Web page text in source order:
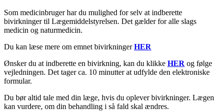
Som medicinbruger har du mulighed for selv at indberette
bivirkninger til Lægemiddelstyrelsen. Det gælder for alle slags
medicin og naturmedicin.
Du kan læse mere om emnet bivirkningerHER
Ønsker du at indberette en bivirkning, kan du klikke HER og følge
vejledningen. Det tager ca. 10 minutter at udfylde den elektroniske
formular.
Du bør altid tale med din læge, hvis du oplever bivirkninger. Lægen
kan vurdere, om din behandling i så fald skal ændres.